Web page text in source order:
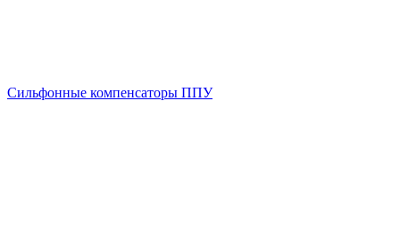
Сильфонные компенсаторы ППУ